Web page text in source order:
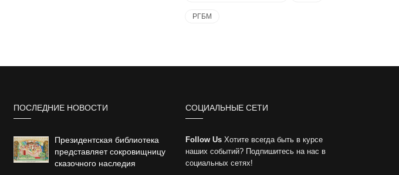
РГБМ
ПОСЛЕДНИЕ НОВОСТИ
Президентская библиотека
представляет сокровищницу
сказочного наследия
СОЦИАЛЬНЫЕ СЕТИ
Follow UsХотите всегда быть в курсе
наших событий? Подпишитесь на нас в
социальных сетях!